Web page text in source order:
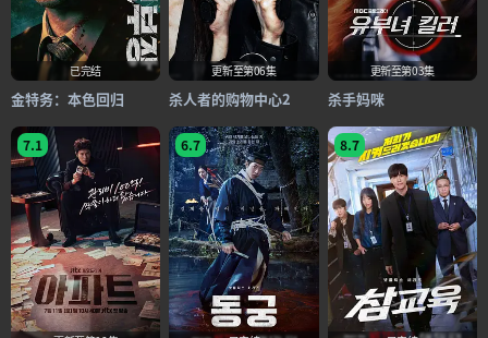
已完结
金特务：本色回归
更新至第06集
杀人者的购物中心2
更新至第03集
杀手妈咪
7.1 6.7 8.7